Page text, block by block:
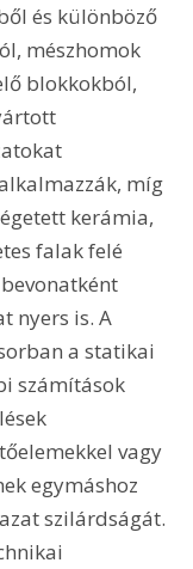
és különböző
mészhomok
blokkokból,
míg
kerámia,
falak felé
nyers is. A
a statikai
számítások
vagy
egymáshoz
szilárdságát.